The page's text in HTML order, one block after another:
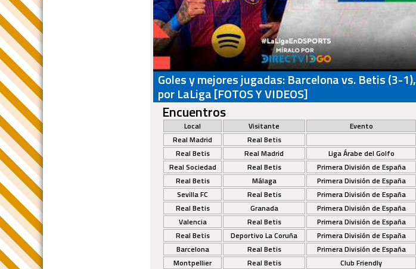
Goles y mejores jugadas: Barcelona vs. Betis (3-1),
por LaLiga [FOTOS Y VIDEOS]
Encuentros
Local Visitante Evento
Real Madrid
Real Betis
Real Betis
Real Madrid Liga Árabe del Golfo
Real Sociedad
Real Betis Primera División de España
Real Betis
Málaga Primera División de España
Sevilla FC
Real Betis Primera División de España
Real Betis
Granada Primera División de España
Valencia
Real Betis Primera División de España
Real Betis
Deportivo La Coruña Primera División de España
Barcelona
Real Betis Primera División de España
Montpellier
Real Betis Club Friendly